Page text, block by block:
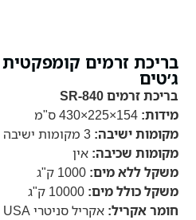
ג׳טים
בריכת זרמים SR-840
מידות:154×225×430 ס"מ
מקומות ישיבה:3 מקומות ישיבה
מקומות שכיבה:אין
משקל ללא מים:1000 ק"ג
משקל כולל מים:10000 ק"ג
חומר אקריל:אקריל סניטרי Aristech USA